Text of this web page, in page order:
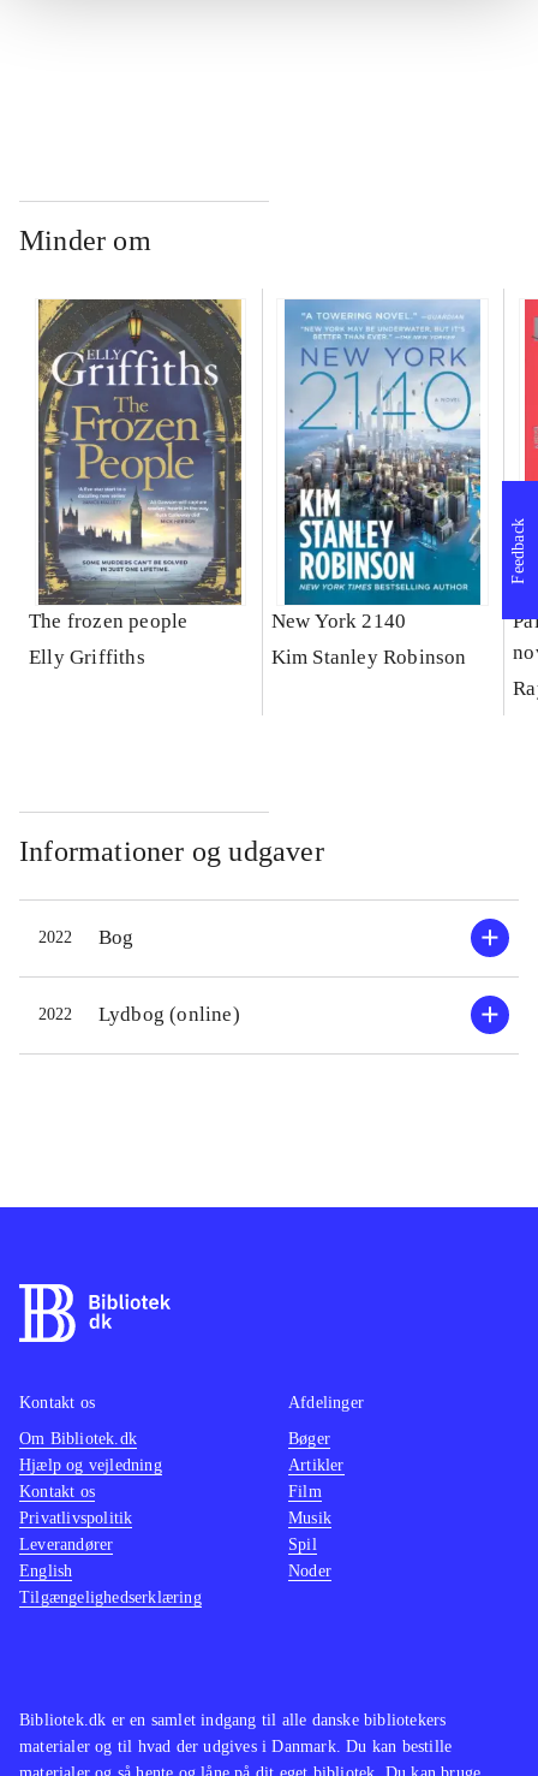
Minder om
The frozen people
Elly Griffiths
New York 2140
Kim Stanley Robinson
Informationer og udgaver
2022 Bog
2022 Lydbog (online)
Feedback
Bibliotek.dk er en samlet indgang til alle danske bibliotekers
materialer og til hvad der udgives i Danmark. Du kan bestille
Kontakt os
Om Bibliotek.dk
Hjælp og vejledning
Kontakt os
Privatlivspolitik
Leverandører
English
Tilgængelighedserklæring
Afdelinger
Bøger
Artikler
Film
Musik
Spil
Noder